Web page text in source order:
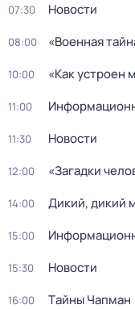
07:30 Новости
08:00 «Военная
10:00 «Как
11:00
11:30 Новости
12:00 «Загадки
14:00 Дикий, дикий
15:00
15:30 Новости
16:00 Тaйны Чапман